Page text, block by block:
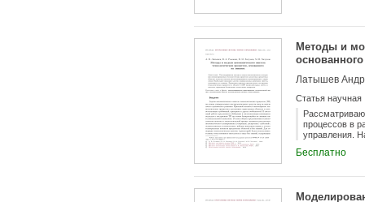
совпадающих
полиномов
из~длинных
интерполяции.
Методы и
Статья научная
процессов в
управления.
систем и
Бесплатно